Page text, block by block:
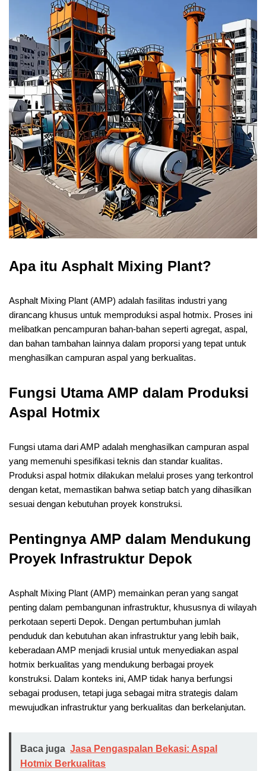
Apa itu Asphalt Mixing Plant?
Asphalt Mixing Plant (AMP) adalah fasilitas industri yang
dirancang khusus untuk memproduksi aspal hotmix. Proses ini
melibatkan pencampuran bahan-bahan seperti agregat, aspal,
dan bahan tambahan lainnya dalam proporsi yang tepat untuk
menghasilkan campuran aspal yang berkualitas.
Fungsi Utama AMP dalam Produksi
Aspal Hotmix
Fungsi utama dari AMP adalah menghasilkan campuran aspal
yang memenuhi spesifikasi teknis dan standar kualitas.
Produksi aspal hotmix dilakukan melalui proses yang terkontrol
dengan ketat, memastikan bahwa setiap batch yang dihasilkan
sesuai dengan kebutuhan proyek konstruksi.
Pentingnya AMP dalam Mendukung
Proyek Infrastruktur Depok
Asphalt Mixing Plant (AMP) memainkan peran yang sangat
penting dalam pembangunan infrastruktur, khususnya di wilayah
perkotaan seperti Depok. Dengan pertumbuhan jumlah
penduduk dan kebutuhan akan infrastruktur yang lebih baik,
keberadaan AMP menjadi krusial untuk menyediakan aspal
hotmix berkualitas yang mendukung berbagai proyek
konstruksi. Dalam konteks ini, AMP tidak hanya berfungsi
sebagai produsen, tetapi juga sebagai mitra strategis dalam
mewujudkan infrastruktur yang berkualitas dan berkelanjutan.
Baca juga Jasa Pengaspalan Bekasi: Aspal
Hotmix Berkualitas